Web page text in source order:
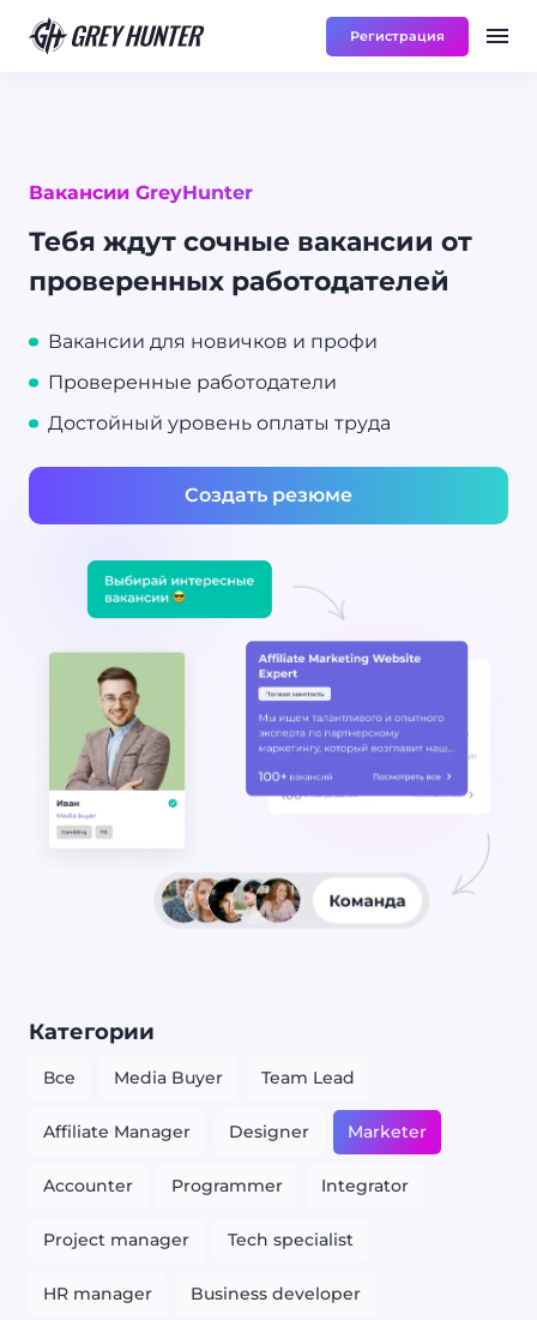
UA Работа
Регистрация
Вакансии GreyHunter
Тебя ждут сочные вакансии от
проверенных работодателей
Вакансии для новичков и профи
Проверенные работодатели
Достойный уровень оплаты труда
Создать резюме
Категории
Все Media Buyer Team Lead
Affiliate Manager Designer Marketer
Accounter Programmer Integrator
Project manager Tech specialist
HR manager Business developer